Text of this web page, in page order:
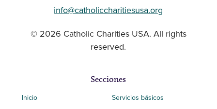
info@catholiccharitiesusa.org
© 2026 Catholic Charities USA. All rights
reserved.
Secciones
Inicio
Servicios básicos